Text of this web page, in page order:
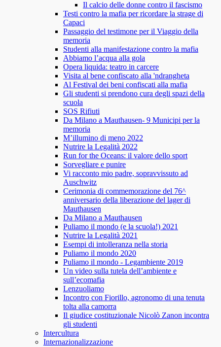
Il calcio delle donne contro il fascismo
Testi contro la mafia per ricordare la strage di
Capaci
Passaggio del testimone per il Viaggio della
memoria
Studenti alla manifestazione contro la mafia
Abbiamo l’acqua alla gola
Opera liquida: teatro in carcere
Visita al bene confiscato alla 'ndrangheta
Al Festival dei beni confiscati alla mafia
Gli studenti si prendono cura degli spazi della
scuola
SOS Rifiuti
Da Milano a Mauthausen- 9 Municipi per la
memoria
M’illumino di meno 2022
Nutrire la Legalità 2022
Run for the Oceans: il valore dello sport
Sorvegliare e punire
Vi racconto mio padre, sopravvissuto ad
Auschwitz
Cerimonia di commemorazione del 76^
anniversario della liberazione del lager di
Mauthausen
Da Milano a Mauthausen
Puliamo il mondo (e la scuola!) 2021
Nutrire la Legalità 2021
Esempi di intolleranza nella storia
Puliamo il mondo 2020
Puliamo il mondo - Legambiente 2019
Un video sulla tutela dell’ambiente e
sull’ecomafia
Lenzuoliamo
Incontro con Fiorillo, agronomo di una tenuta
tolta alla camorra
Il giudice costituzionale Nicolò Zanon incontra
gli studenti
Intercultura
Internazionalizzazione